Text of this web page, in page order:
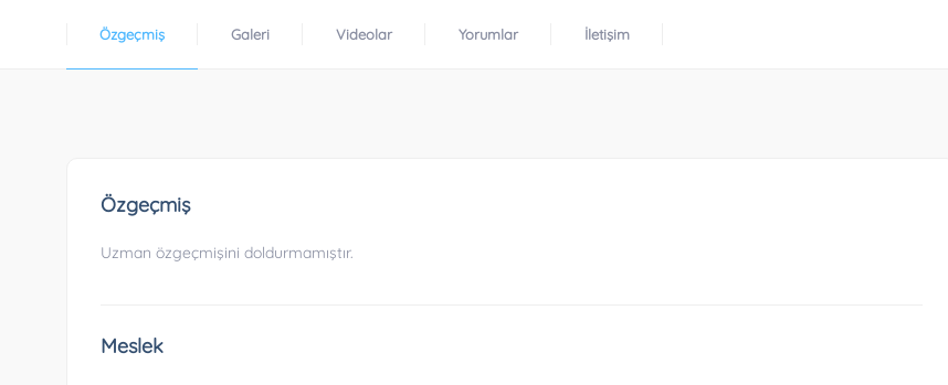
Özgeçmiş Galeri Videolar Yorumlar İletişim
Özgeçmiş
Uzman özgeçmişini doldurmamıştır.
Meslek